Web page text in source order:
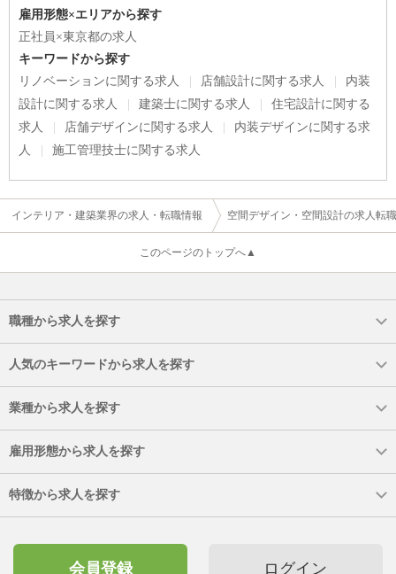
雇用形態×エリアから探す
正社員×東京都の求人
キーワードから探す
リノベーションに関する求人
店舗設計に関する求人
内装
設計に関する求人
建築士に関する求人
住宅設計に関する
求人
店舗デザインに関する求人
内装デザインに関する求
人
施工管理技士に関する求人
インテリア・建築業界の求人・転職情報 空間デザイン・空間設計の求人転
このページのトップへ▲
職種から求人を探す
人気のキーワードから求人を探す
業種から求人を探す
雇用形態から求人を探す
特徴から求人を探す
会員登録 ログイン